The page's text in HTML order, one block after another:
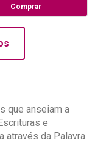
Comprar
que anseiam a
e
através da Palavra